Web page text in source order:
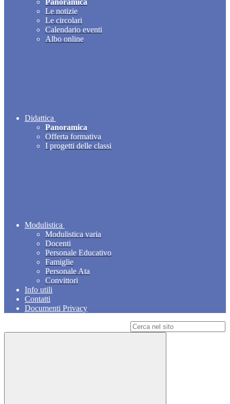
Panoramica
Le notizie
Le circolari
Calendario eventi
Albo online
Didattica
Panoramica
Offerta formativa
I progetti delle classi
Modulistica
Modulistica varia
Docenti
Personale Educativo
Famiglie
Personale Ata
Convittori
Info utili
Contatti
Documenti Privacy